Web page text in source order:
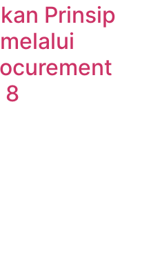
Prinsip
8